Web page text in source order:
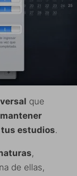
que
mantener
estudios.
,
de ellas,